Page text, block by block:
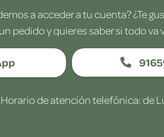
a acceder a tu cuenta? ¿Te
pedido y quieres saber si todo
Horario de atención telefónica: de